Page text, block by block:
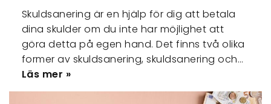
Skuldsanering är en hjälp för dig att betala
dina skulder om du inte har möjlighet att
göra detta på egen hand. Det finns två olika
former av skuldsanering, skuldsanering och…
Läs mer »